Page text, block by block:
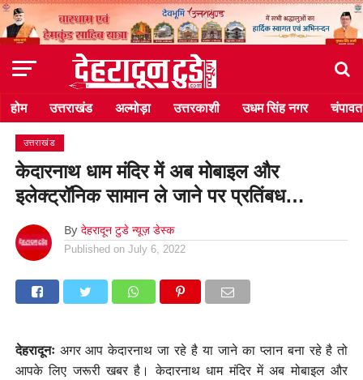
होम उत्तराखंड अल्मोड़ा उत्तरकाशी उधम सिंह नगर चंपावत
उत्तराखंड
केदारनाथ धाम मंदिर में अब मोबाइल और
इलेक्ट्रॉनिक सामान ले जाने पर प्रतिंबध…
By देहरादून टुडे न्यूज़ डेस्क
Published on July 6, 2022
देहरादूनःअगर आप केदारनाथ जा रहे है या जाने का प्लान बना रहे है तो
आपके लिए जरूरी खबर है। केदारनाथ धाम मंदिर में अब मोबाइल और